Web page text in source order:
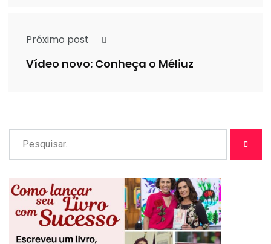
Próximo post
Vídeo novo: Conheça o Méliuz